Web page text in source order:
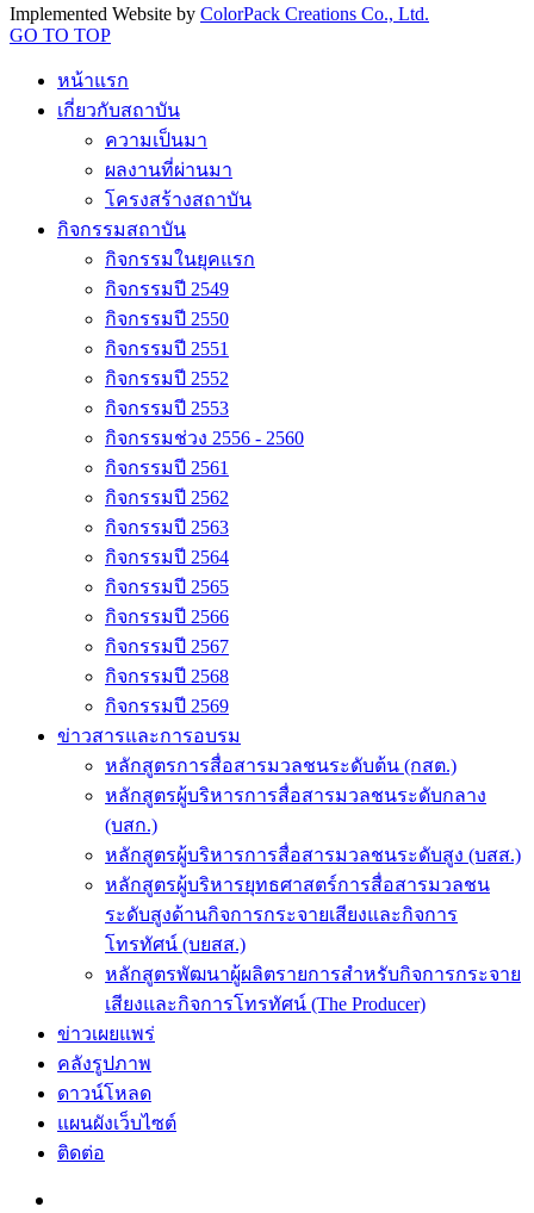
Implemented Website by ColorPack Creations Co., Ltd.
GO TO TOP
หน้าแรก
เกี่ยวกับสถาบัน
ความเป็นมา
ผลงานที่ผ่านมา
โครงสร้างสถาบัน
กิจกรรมสถาบัน
กิจกรรมในยุคแรก
กิจกรรมปี 2549
กิจกรรมปี 2550
กิจกรรมปี 2551
กิจกรรมปี 2552
กิจกรรมปี 2553
กิจกรรมช่วง 2556 - 2560
กิจกรรมปี 2561
กิจกรรมปี 2562
กิจกรรมปี 2563
กิจกรรมปี 2564
กิจกรรมปี 2565
กิจกรรมปี 2566
กิจกรรมปี 2567
กิจกรรมปี 2568
กิจกรรมปี 2569
ข่าวสารและการอบรม
หลักสูตรการสื่อสารมวลชนระดับต้น (กสต.)
หลักสูตรผู้บริหารการสื่อสารมวลชนระดับกลาง
(บสก.)
หลักสูตรผู้บริหารการสื่อสารมวลชนระดับสูง (บสส.)
หลักสูตรผู้บริหารยุทธศาสตร์การสื่อสารมวลชน
ระดับสูงด้านกิจการกระจายเสียงและกิจการ
โทรทัศน์ (บยสส.)
หลักสูตรพัฒนาผู้ผลิตรายการสำหรับกิจการกระจาย
เสียงและกิจการโทรทัศน์ (The Producer)
ข่าวเผยแพร่
คลังรูปภาพ
ดาวน์โหลด
แผนผังเว็บไซต์
ติดต่อ